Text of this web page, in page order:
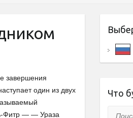
завершения
один из двух
Фитр — — Ураза
Что
Поиск